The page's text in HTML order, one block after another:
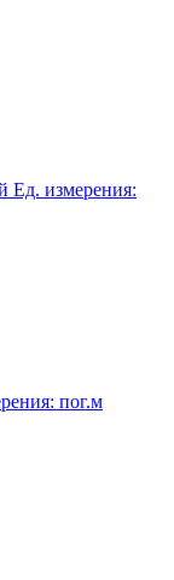
Ед. измерения:
пог.м